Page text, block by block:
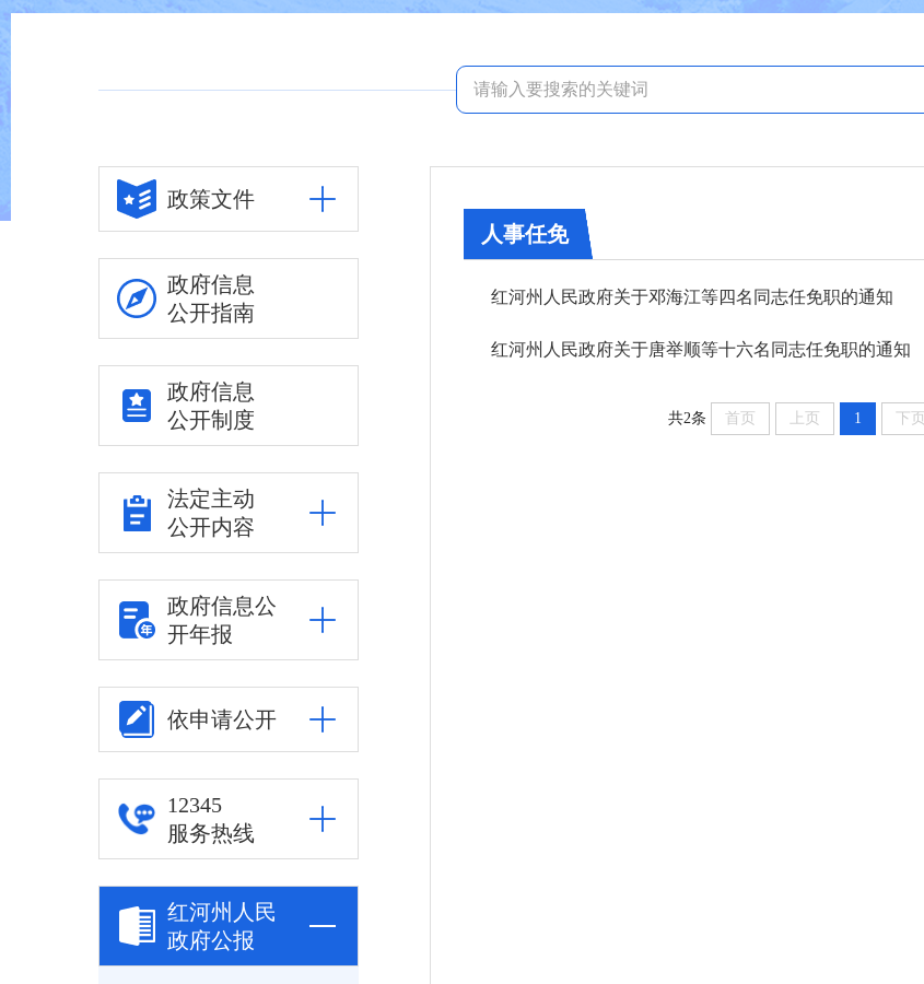
政策文件
政府信息
公开指南
政府信息
公开制度
法定主动
公开内容
政府信息公
开年报
依申请公开
12345
服务热线
红河州人民
政府公报
人事任免
红河州人民政府关于邓海江等四名同志任免职的通知
红河州人民政府关于唐举顺等十六名同志任免职的通知
共2条 首页 上页 1 下页